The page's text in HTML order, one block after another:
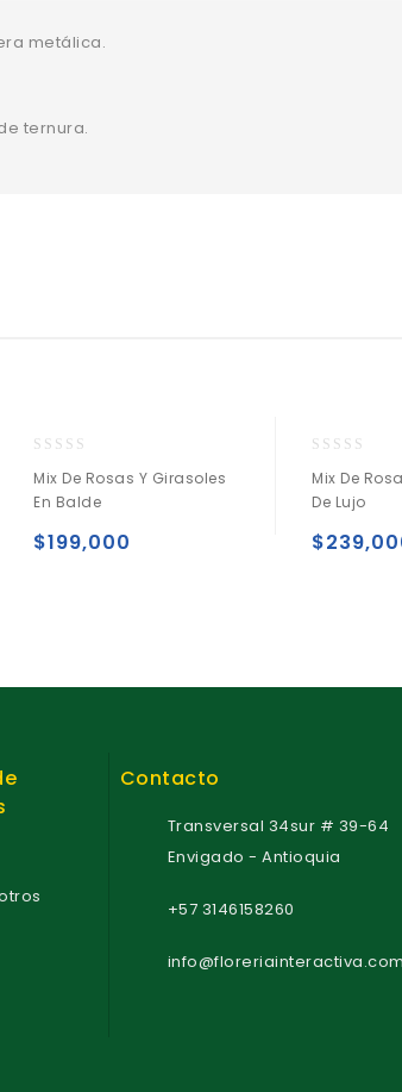
metálica.
ternura.
o
u
o
Mix De Rosas Y Girasoles
En Balde
$199,000
o
u
o
Mix De
De Lujo
$
Contacto
Transversal 34sur # 39-64
Envigado - Antioquia
+57 3146158260
info@floreriainteractiva.com